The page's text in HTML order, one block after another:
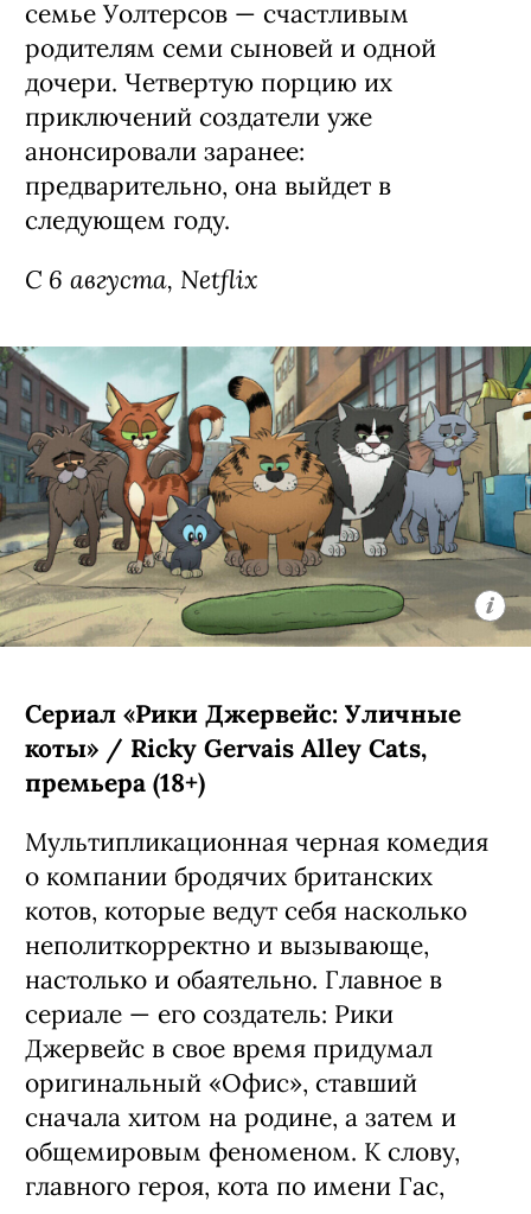
Сериал «Моя жизнь с мальчиками
Уолтер» / My Life with the Walter
Boys, 3 сезон (18+)
Третий сезон экранизации
подросткового бестселлера Эли Новак
о недавно осиротевшей 15-летней
Джеки из Нью-Йорка (Никки Родригес,
«У меня на районе»), которая
семье Уолтерсов — счастливым
родителям семи сыновей и одной
дочери. Четвертую порцию их
приключений создатели уже
анонсировали заранее:
предварительно, она выйдет в
следующем году.
С 6 августа, Netflix